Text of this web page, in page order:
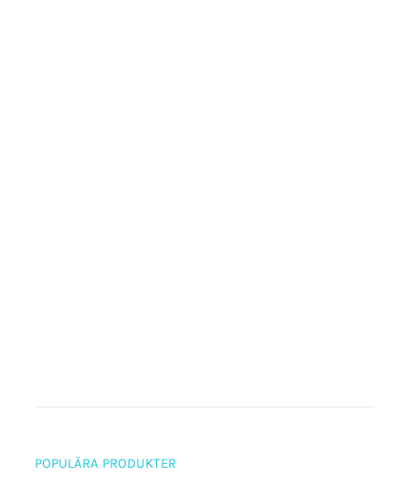
POPULÄRA PRODUKTER